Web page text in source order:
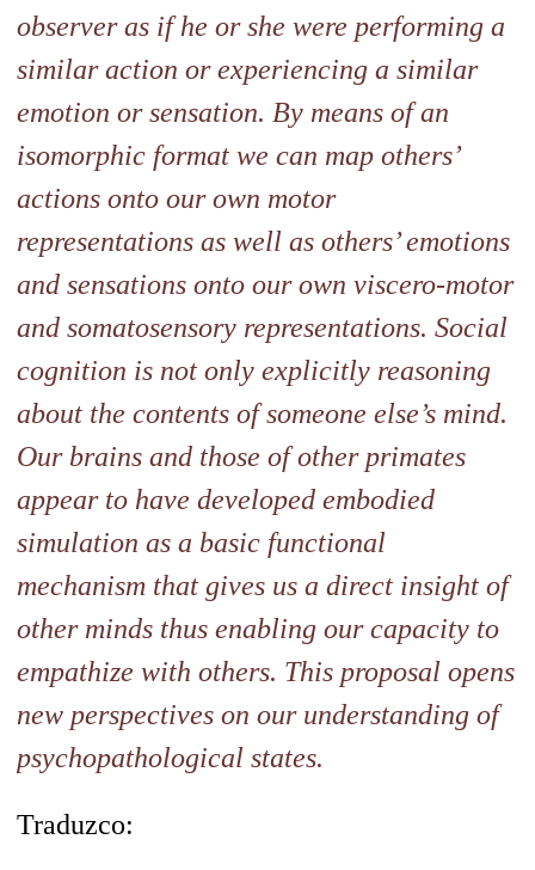
observer as if he or she were performing a
similaraction or experiencing a similar
emotion or sensation. By means ofan
isomorphic format we can map others’
actions onto our own motor
representations as well as others’ emotions
and sensations onto ourown viscero-motor
and somatosensory representations. Social
cognition is not only explicitly reasoning
about the contents ofsomeone else’s mind.
Our brains and those of other primates
appearto have developed embodied
simulation as a basic functional
mechanism that gives us a direct insight of
other minds thus enabling our capacity to
empathize with others. This proposal opens
new perspectives on our understanding of
psychopathological states.
Traduzco: